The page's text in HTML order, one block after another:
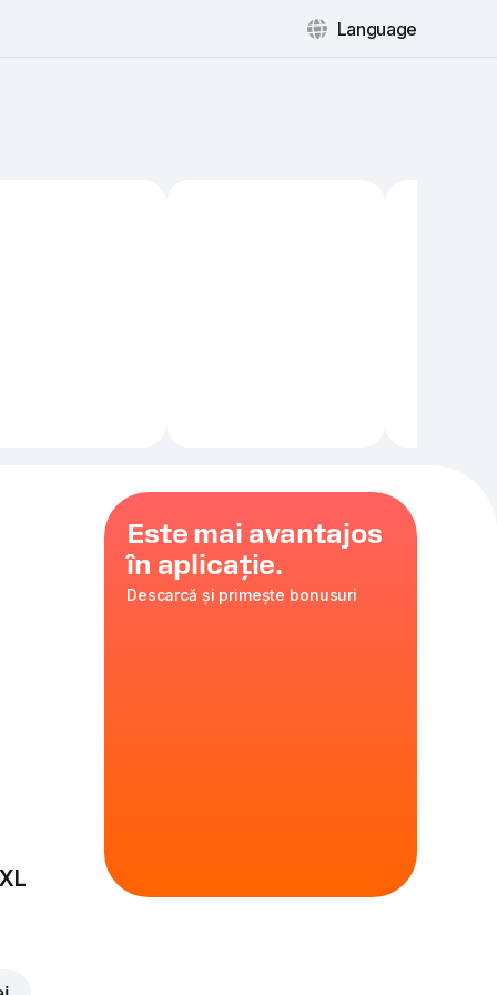
Language
Este mai avantajos
în aplicație.
Descarcă și primește bonusuri